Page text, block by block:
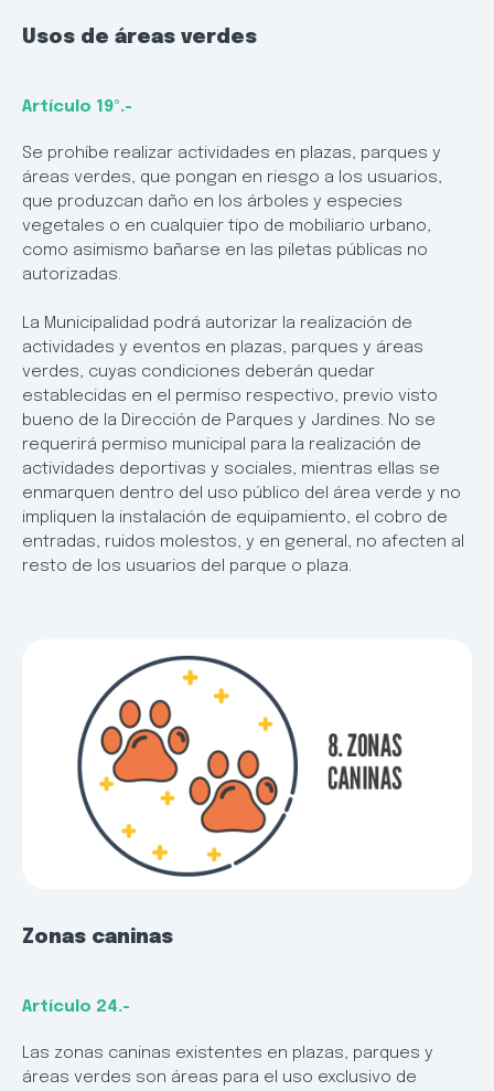
Usos de áreas verdes
Artículo 19º.-
Se prohíbe realizar actividades en plazas, parques y
áreas verdes, que pongan en riesgo a los usuarios,
que produzcan daño en los árboles y especies
vegetales o en cualquier tipo de mobiliario urbano,
como asimismo bañarse en las piletas públicas no
autorizadas.
La Municipalidad podrá autorizar la realización de
actividades y eventos en plazas, parques y áreas
verdes, cuyas condiciones deberán quedar
establecidas en el permiso respectivo, previo visto
bueno de la Dirección de Parques y Jardines. No se
requerirá permiso municipal para la realización de
actividades deportivas y sociales, mientras ellas se
enmarquen dentro del uso público del área verde y no
impliquen la instalación de equipamiento, el cobro de
entradas, ruidos molestos, y en general, no afecten al
resto de los usuarios del parque o plaza.
Zonas caninas
Artículo 24.-
Las zonas caninas existentes en plazas, parques y
áreas verdes son áreas para el uso exclusivo de